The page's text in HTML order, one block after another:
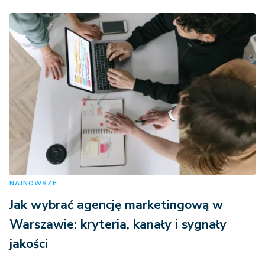
NAJNOWSZE
Jak wybrać agencję marketingową w
Warszawie: kryteria, kanały i sygnały
jakości